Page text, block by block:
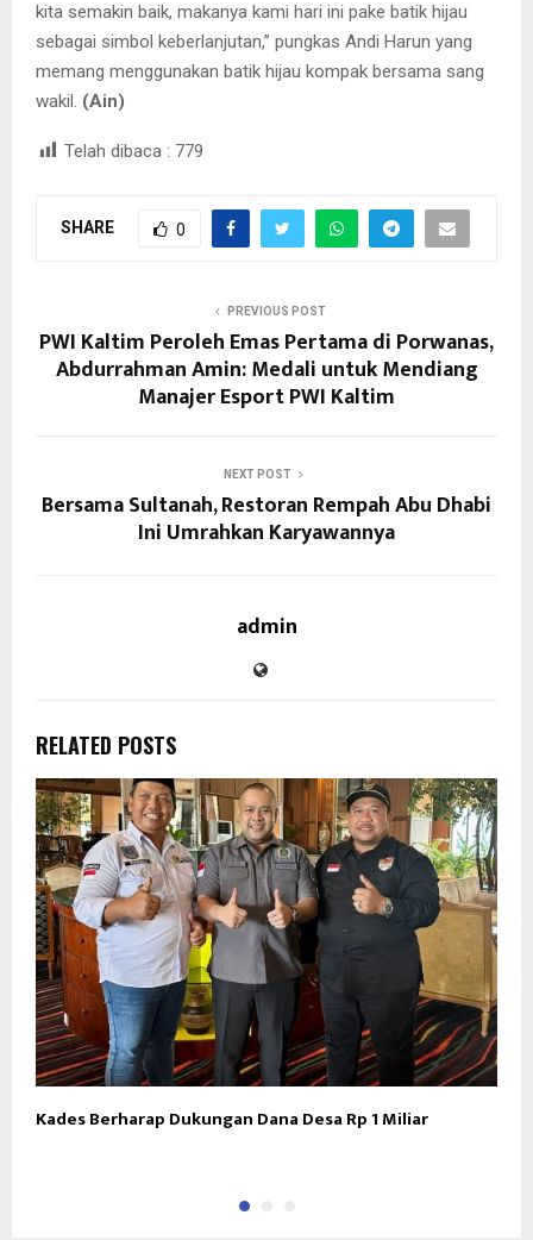
kita semakin baik, makanya kami hari ini pake batik hijau
sebagai simbol keberlanjutan,” pungkas Andi Harun yang
memang menggunakan batik hijau kompak bersama sang
wakil. (Ain)
Telah dibaca : 779
SHARE 0
PREVIOUS POST
PWI Kaltim Peroleh Emas Pertama di Porwanas,
Abdurrahman Amin: Medali untuk Mendiang
Manajer Esport PWI Kaltim
NEXT POST
Bersama Sultanah, Restoran Rempah Abu Dhabi
Ini Umrahkan Karyawannya
admin
RELATED POSTS
Kades Berharap Dukungan Dana Desa Rp 1 Miliar